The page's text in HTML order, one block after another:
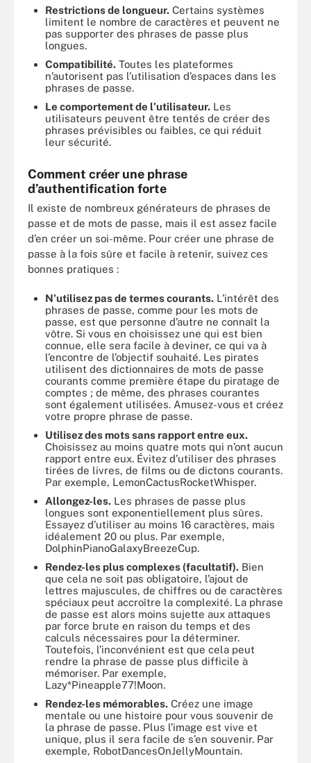
Restrictions de longueur. Certains systèmes
limitent le nombre de caractères et peuvent ne
pas supporter des phrases de passe plus
longues.
Compatibilité. Toutes les plateformes
n’autorisent pas l’utilisation d’espaces dans les
phrases de passe.
Le comportement de l’utilisateur. Les
utilisateurs peuvent être tentés de créer des
phrases prévisibles ou faibles, ce qui réduit
leur sécurité.
Comment créer une phrase
d’authentification forte
Il existe de nombreux générateurs de phrases de
passe et de mots de passe, mais il est assez facile
d’en créer un soi-même. Pour créer une phrase de
passe à la fois sûre et facile à retenir, suivez ces
bonnes pratiques :
N’utilisez pas de termes courants. L’intérêt des
phrases de passe, comme pour les mots de
passe, est que personne d’autre ne connaît la
vôtre. Si vous en choisissez une qui est bien
connue, elle sera facile à deviner, ce qui va à
l’encontre de l’objectif souhaité. Les pirates
utilisent des dictionnaires de mots de passe
courants comme première étape du piratage de
comptes ; de même, des phrases courantes
sont également utilisées. Amusez-vous et créez
votre propre phrase de passe.
Utilisez des mots sans rapport entre eux.
Choisissez au moins quatre mots qui n’ont aucun
rapport entre eux. Évitez d’utiliser des phrases
tirées de livres, de films ou de dictons courants.
Par exemple, LemonCactusRocketWhisper.
Allongez-les. Les phrases de passe plus
longues sont exponentiellement plus sûres.
Essayez d’utiliser au moins 16 caractères, mais
idéalement 20 ou plus. Par exemple,
DolphinPianoGalaxyBreezeCup.
Rendez-les plus complexes (facultatif). Bien
que cela ne soit pas obligatoire, l’ajout de
lettres majuscules, de chiffres ou de caractères
spéciaux peut accroître la complexité. La phrase
de passe est alors moins sujette aux attaques
par force brute en raison du temps et des
calculs nécessaires pour la déterminer.
Toutefois, l’inconvénient est que cela peut
rendre la phrase de passe plus difficile à
mémoriser. Par exemple,
Lazy*Pineapple77!Moon.
Rendez-les mémorables. Créez une image
mentale ou une histoire pour vous souvenir de
la phrase de passe. Plus l’image est vive et
unique, plus il sera facile de s’en souvenir. Par
exemple, RobotDancesOnJellyMountain.